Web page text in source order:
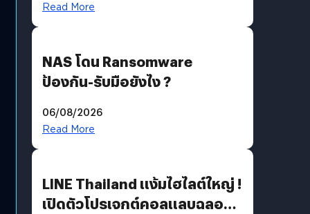
Read More
NAS โดน Ransomware
ป้องกัน-รับมือยังไง ?
06/08/2026
Read More
LINE Thailand แง้มไฮไลต์ใหญ่ !
เปิดตัวโปรเจกต์คอลแลบฉลอง